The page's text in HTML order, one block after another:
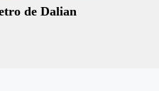
de Dalian